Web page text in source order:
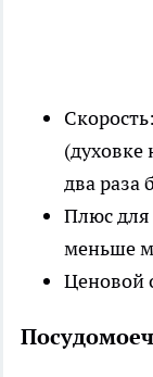
(духовке
два раза
Плюс для
меньше
Ценовой